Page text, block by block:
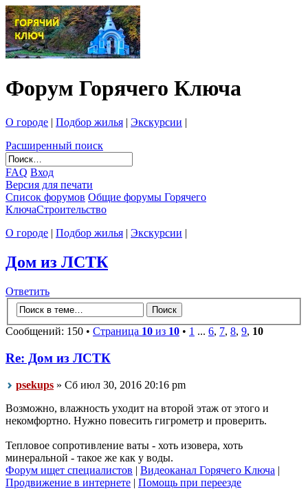
Форум Горячего Ключа
О городе | Подбор жилья | Экскурсии |
Расширенный поиск
FAQ Вход
Версия для печати
Список форумов Общие форумы Горячего
КлючаСтроительство
О городе | Подбор жилья | Экскурсии |
Дом из ЛСТК
Ответить
Сообщений: 150 • Страница 10 из 10 • 1 ... 6, 7, 8, 9, 10
Re: Дом из ЛСТК
psekups » Сб июл 30, 2016 20:16 pm
Возможно, влажность уходит на второй этаж от этого и
некомфортно. Нужно повесить гигрометр и проверить.
Тепловое сопротивление ваты - хоть изовера, хоть
минеральной - такое же как у воды.
Форум ищет специалистов | Видеоканал Горячего Ключа |
Продвижение в интернете | Помощь при переезде